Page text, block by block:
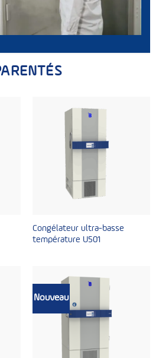
Congélateur ultra-basse
température U501
Nouveau